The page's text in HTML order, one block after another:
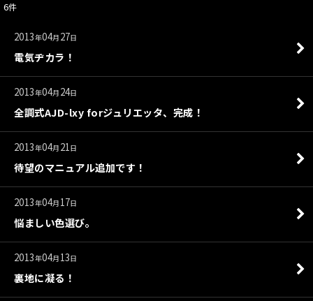
6件
2013年04月 27日
電気ヂカラ！
2013年04月 24日
全調式AJD-lxy forジュリエッタ、完成！
2013年04月 21日
待望のマニュアル追加です！
2013年04月 17日
悩ましい色選び。
2013年04月 13日
裏地に凝る！